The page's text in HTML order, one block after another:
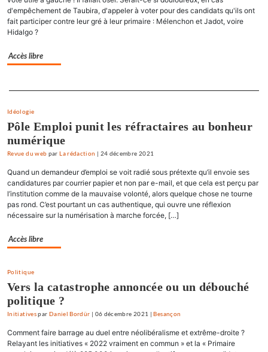
d'empêchement de Taubira, d'appeler à voter pour des candidats qu'ils ont
fait participer contre leur gré à leur primaire : Mélenchon et Jadot, voire
Hidalgo ?
Accès libre
Idéologie
Pôle Emploi punit les réfractaires au bonheur
numérique
Revue du web parLa rédaction | 24 décembre 2021
Quand un demandeur d’emploi se voit radié sous prétexte qu’il envoie ses
candidatures par courrier papier et non par e-mail, et que cela est perçu par
l’institution comme de la mauvaise volonté, alors quelque chose ne tourne
pas rond. C’est pourtant un cas authentique, qui ouvre une réflexion
nécessaire sur la numérisation à marche forcée, […]
Accès libre
Politique
Vers la catastrophe annoncée ou un débouché
politique ?
Initiativespar Daniel Bordür | 06 décembre 2021 |Besançon
Comment faire barrage au duel entre néolibéralisme et extrême-droite ?
Relayant les initiatives « 2022 vraiment en commun » et la « Primaire